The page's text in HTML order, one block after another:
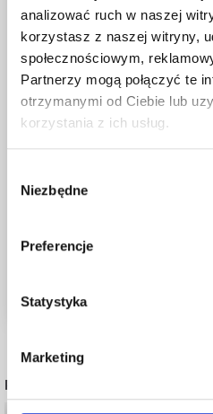
analizować ruch w naszej
korzystasz z naszej witryny,
społecznościowym,
Partnerzy mogą połączyć te
otrzymanymi od Ciebie lub
korzystania z ich usług.
zgody
Niezbędne
Preferencje
Statystyka
Marketing
POPULARNE ALTERNATYWY
Oszczędź
miłośników włóczek
dostęp do